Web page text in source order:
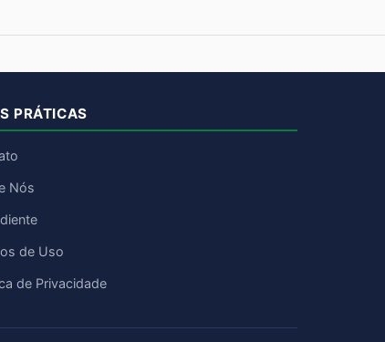
PRÁTICAS
Nós
de Uso
de Privacidade